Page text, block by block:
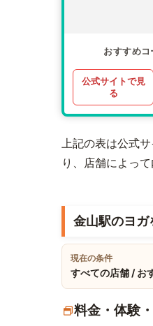
おすすめコ
公式サイトで見
る
上記の表は公式
り、店舗によっ
金山駅のヨガ
現在の条件
すべての店舗 / お
料金・体験